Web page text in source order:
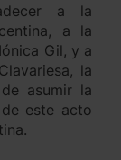
a la
a la
Gil, y a
la
asumir la
este acto